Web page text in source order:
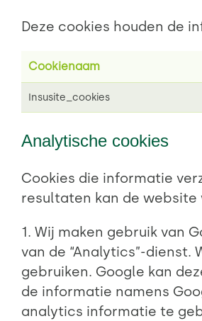
Deze cookies houden de
Cookienaam
Insusite_cookies
Analytische cookies
Cookies die informatie
resultaten kan de
1. Wij maken gebruik van
van de “Analytics”-
gebruiken. Google kan
de informatie namens
analytics informatie te